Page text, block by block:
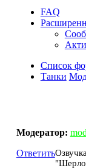
FAQ
Список
Танки
Модератор:
Ответить